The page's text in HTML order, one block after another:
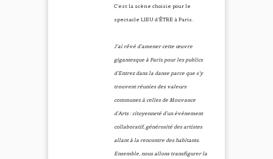
C’est la scène choisie pour le
spectacle LIEU d’ÊTRE à Paris.
J’ai rêvé d’amener cette œuvre
gigantesque à Paris pour les publics
d’Entrez dans la danse parce que s’y
trouvent réunies des valeurs
communes à celles de Mouvance
d’Arts : citoyenneté d’un événement
collaboratif, générosité des artistes
allant à la rencontre des habitants.
Ensemble, nous allons transfigurer la